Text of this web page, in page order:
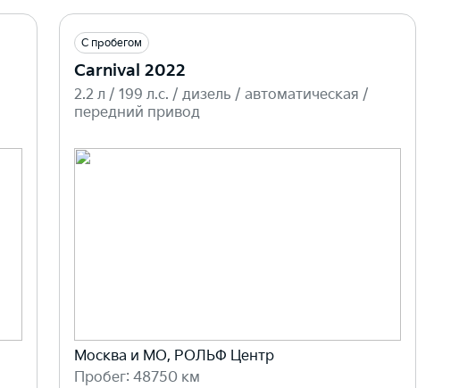
С пробегом
Carnival 2022
2.2 л / 199 л.c. / дизель / автоматическая /
передний привод
Москва и МО, РОЛЬФ Центр
Пробег: 48750 км